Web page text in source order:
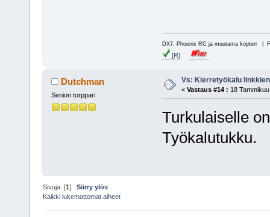
DX7, Phoenix RC ja muutama kopteri |
[R]
Dutchman
Seniori torppari
Vs: Kierretyökalu
« Vastaus #14 : 18
Turkulaiselle
Työkalutukku.
Sivuja: [1]Siirry ylös
Kaikki lukemattomat aiheet